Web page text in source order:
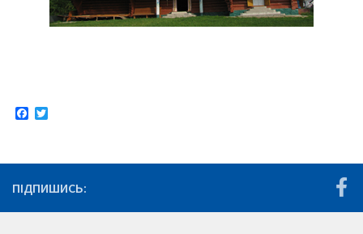
Facebook
ПІДПИШИСЬ: